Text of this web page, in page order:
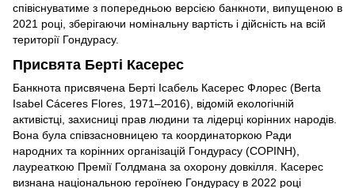
співіснуватиме з попередньою версією банкноти, випущеною в
2021 році, зберігаючи номінальну вартість і дійсність на всій
території Гондурасу.
Присвята Берті Касерес
Банкнота присвячена Берті Ісабель Касерес Флорес (Berta
Isabel Cáceres Flores, 1971–2016), відомій екологічній
активістці, захисниці прав людини та лідерці корінних народів.
Вона була співзасновницею та координаторкою Ради
народних та корінних організацій Гондурасу (COPINH),
лауреаткою Премії Голдмана за охорону довкілля. Касерес
визнана національною героїнею Гондурасу в 2022 році